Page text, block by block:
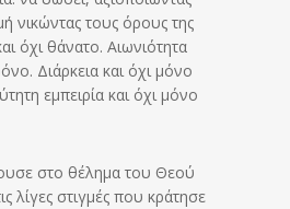
νικώντας τους όρους της
όχι θάνατο. Αιωνιότητα
Διάρκεια και όχι μόνο
εμπειρία και όχι μόνο
στο θέλημα του Θεού
λίγες στιγμές που κράτησε